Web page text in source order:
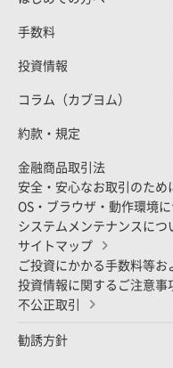
手数料
投資情報
コラム（カブヨム）
約款・規定
金融商品取引法
安全・安心なお取引のため
OS・ブラウザ・動作環境
システムメンテナンスにつ
サイトマップ
ご投資にかかる手数料等お
投資情報に関するご注意事
不公正取引
勧誘方針